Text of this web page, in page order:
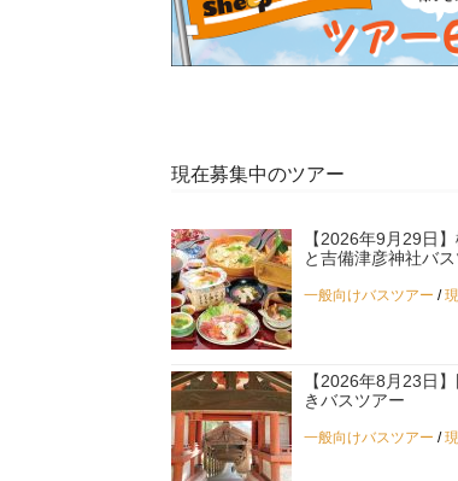
現在募集中のツアー
【2026年9月29日
と吉備津彦神社バ
一般向けバスツアー /
【2026年8月23日
きバスツアー
一般向けバスツアー /